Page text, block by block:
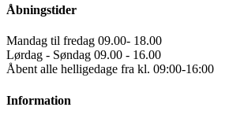
Åbningstider
Mandag til fredag 09.00- 18.00
Lørdag - Søndag 09.00 - 16.00
Åbent alle helligedage fra kl. 09:00-16:00
Information